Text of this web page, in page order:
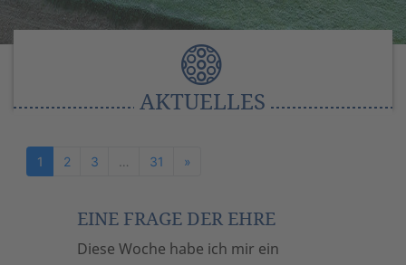
AKTUELLES
1 2 3 … 31 »
EINE FRAGE DER EHRE
Diese Woche habe ich mir ein